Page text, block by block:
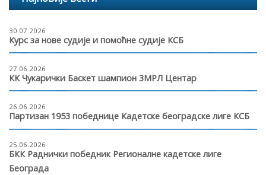
30.07.2026
Курс за нове судије и помоћне судије КСБ
27.06.2026
КК Чукарички Баскет шампион 3МРЛ Центар
26.06.2026
Партизан 1953 победнице Кадетске београдске лиге КСБ
25.06.2026
БКК Раднички победник Регионалне кадетске лиге
Београда